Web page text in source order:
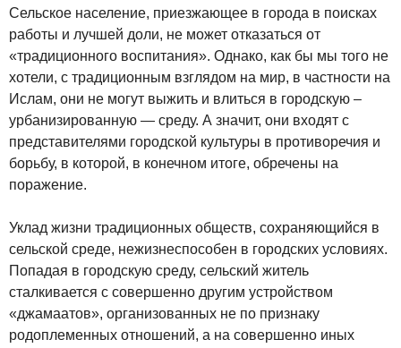
Сельское население, приезжающее в города в поисках
работы и лучшей доли, не может отказаться от
«традиционного воспитания». Однако, как бы мы того не
хотели, с традиционным взглядом на мир, в частности на
Ислам, они не могут выжить и влиться в городскую –
урбанизированную — среду. А значит, они входят с
представителями городской культуры в противоречия и
борьбу, в которой, в конечном итоге, обречены на
поражение.
Уклад жизни традиционных обществ, сохраняющийся в
сельской среде, нежизнеспособен в городских условиях.
Попадая в городскую среду, сельский житель
сталкивается с совершенно другим устройством
«джамаатов», организованных не по признаку
родоплеменных отношений, а на совершенно иных